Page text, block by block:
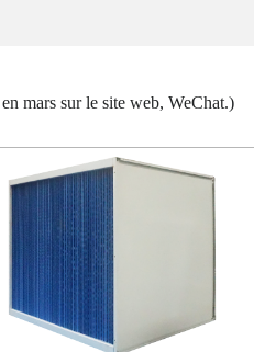
mars sur le site web, WeChat.)